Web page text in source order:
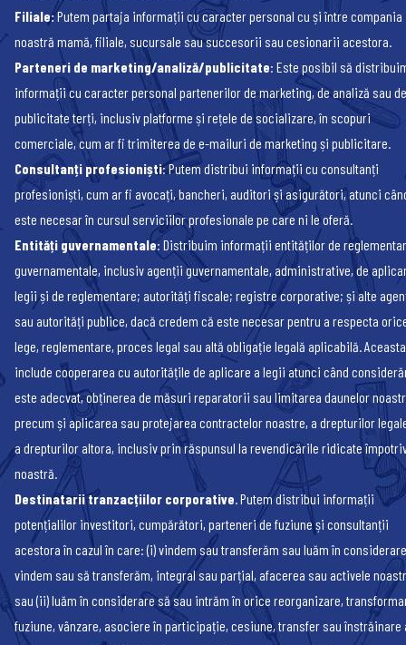
Filiale:Putem partaja informații cu caracter personal cu și între compania
noastră mamă, filiale, sucursale sau succesorii sau cesionarii acestora.
Parteneri de marketing/analiză/publicitate: Este posibil să
informații cu caracter personal partenerilor de marketing, de analiză sau de
publicitate terți, inclusiv platforme și rețele de socializare, în scopuri
comerciale, cum ar fi trimiterea de e-mailuri de marketing și publicitare.
Consultanți profesioniști: Putem distribui informații cu consultanți
profesioniști, cum ar fi avocați, bancheri, auditori și asigurători, atunci
este necesar în cursul serviciilor profesionale pe care ni le oferă.
Entități guvernamentale: Distribuim informații entităților de
guvernamentale, inclusiv agenții guvernamentale, administrative, de
legii și de reglementare; autorități fiscale; registre corporative; și alte
sau autorități publice, dacă credem că este necesar pentru a respecta
lege, reglementare, proces legal sau altă obligație legală aplicabilă. Aceasta
include cooperarea cu autoritățile de aplicare a legii atunci când
este adecvat, obținerea de măsuri reparatorii sau limitarea daunelor
precum și aplicarea sau protejarea contractelor noastre, a drepturilor
a drepturilor altora, inclusiv prin răspunsul la revendicările ridicate
noastră.
Destinatarii tranzacțiilor corporative. Putem distribui informații
potențialilor investitori, cumpărători, parteneri de fuziune și consultanții
acestora în cazul în care: (i) vindem sau transferăm sau luăm în
vindem sau să transferăm, integral sau parțial, afacerea sau activele
sau (ii) luăm în considerare să sau intrăm în orice reorganizare,
fuziune, vânzare, asociere în participație, cesiune, transfer sau înstrăinare